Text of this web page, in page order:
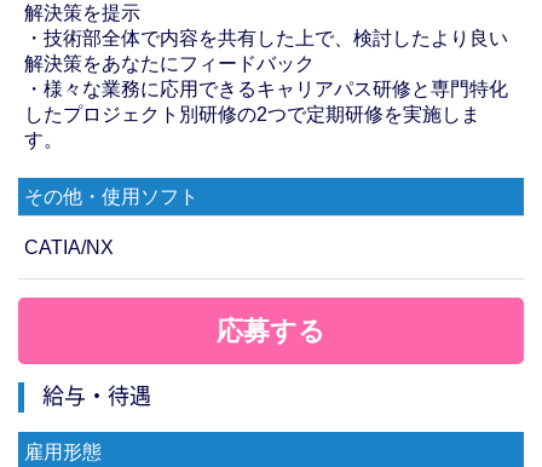
解決策を提示
・技術部全体で内容を共有した上で、検討したより良い
解決策をあなたにフィードバック
・様々な業務に応用できるキャリアパス研修と専門特化
したプロジェクト別研修の2つで定期研修を実施しま
す。
その他・使用ソフト
CATIA/NX
応募する
給与・待遇
雇用形態